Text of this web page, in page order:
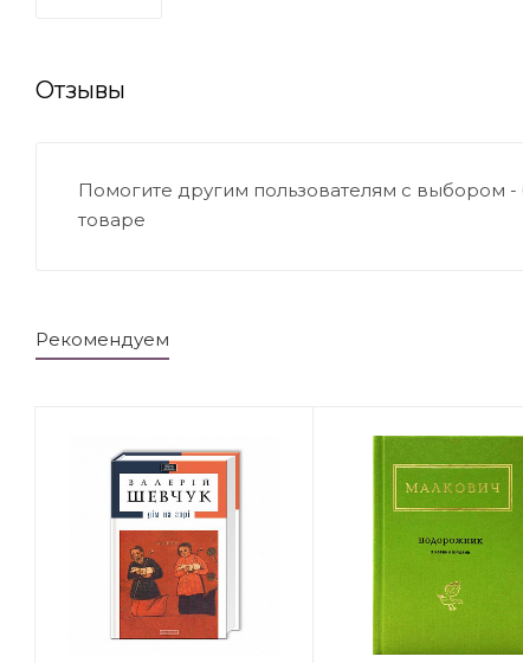
Отзывы
Помогите другим пользователям с выбором
товаре
Рекомендуем